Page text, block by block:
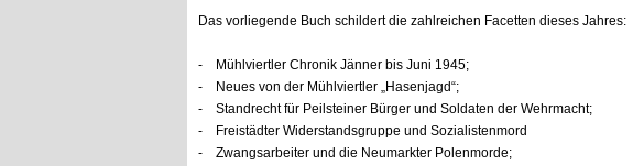
Das vorliegende Buch schildert die zahlreichen Facetten dieses Jahres:
- Mühlviertler Chronik Jänner bis Juni 1945;
- Neues von der Mühlviertler „Hasenjagd“;
- Standrecht für Peilsteiner Bürger und Soldaten der Wehrmacht;
- Freistädter Widerstandsgruppe und Sozialistenmord
- Zwangsarbeiter und die Neumarkter Polenmorde;